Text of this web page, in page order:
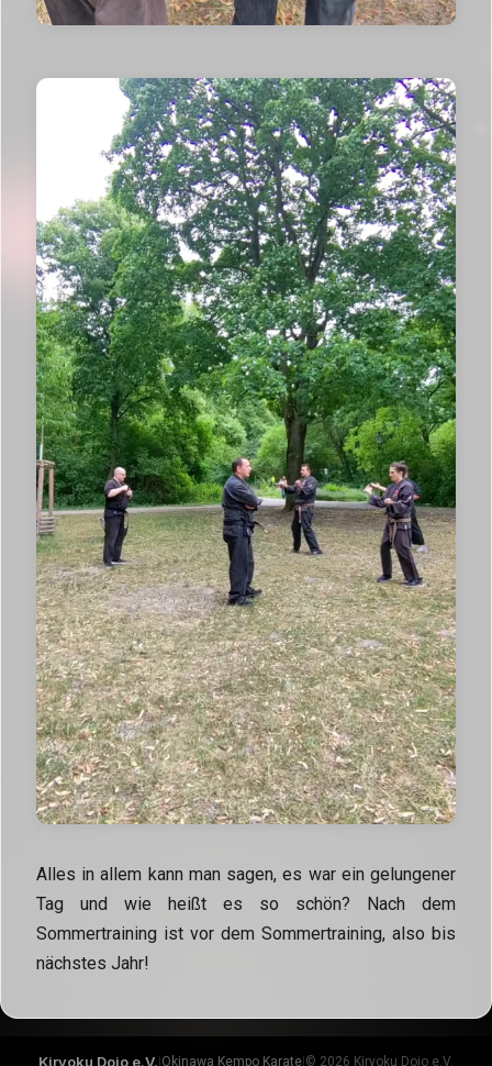
Alles in allem kann man sagen, es war ein gelungener
Tag und wie heißt es so schön? Nach dem
Sommertraining ist vor dem Sommertraining, also bis
nächstes Jahr!
Kiryoku Dojo e.V. Okinawa Kempo Karate © 2026 Kiryoku Dojo e.V.